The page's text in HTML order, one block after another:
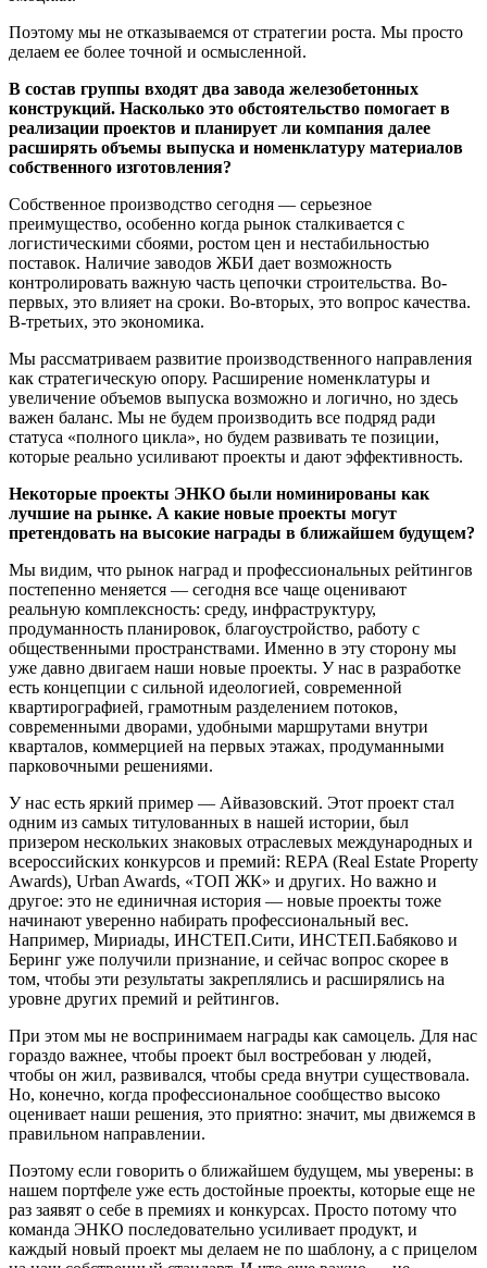
Поэтому мы не отказываемся от стратегии роста. Мы просто
делаем ее более точной и осмысленной.
В состав группы входят два завода железобетонных
конструкций. Насколько это обстоятельство помогает в
реализации проектов и планирует ли компания далее
расширять объемы выпуска и номенклатуру материалов
собственного изготовления?
Собственное производство сегодня — серьезное
преимущество, особенно когда рынок сталкивается с
логистическими сбоями, ростом цен и нестабильностью
поставок. Наличие заводов ЖБИ дает возможность
контролировать важную часть цепочки строительства. Во-
первых, это влияет на сроки. Во-вторых, это вопрос качества.
В-третьих, это экономика.
Мы рассматриваем развитие производственного направления
как стратегическую опору. Расширение номенклатуры и
увеличение объемов выпуска возможно и логично, но здесь
важен баланс. Мы не будем производить все подряд ради
статуса «полного цикла», но будем развивать те позиции,
которые реально усиливают проекты и дают эффективность.
Некоторые проекты ЭНКО были номинированы как
лучшие на рынке. А какие новые проекты могут
претендовать на высокие награды в ближайшем будущем?
Мы видим, что рынок наград и профессиональных рейтингов
постепенно меняется — сегодня все чаще оценивают
реальную комплексность: среду, инфраструктуру,
продуманность планировок, благоустройство, работу с
общественными пространствами. Именно в эту сторону мы
уже давно двигаем наши новые проекты. У нас в разработке
есть концепции с сильной идеологией, современной
квартирографией, грамотным разделением потоков,
современными дворами, удобными маршрутами внутри
кварталов, коммерцией на первых этажах, продуманными
парковочными решениями.
У нас есть яркий пример — Айвазовский. Этот проект стал
одним из самых титулованных в нашей истории, был
призером нескольких знаковых отраслевых международных и
всероссийских конкурсов и премий: REPA (Real Estate Property
Awards), Urban Awards, «ТОП ЖК» и других. Но важно и
другое: это не единичная история — новые проекты тоже
начинают уверенно набирать профессиональный вес.
Например, Мириады, ИНСТЕП.Сити, ИНСТЕП.Бабяково и
Беринг уже получили признание, и сейчас вопрос скорее в
том, чтобы эти результаты закреплялись и расширялись на
уровне других премий и рейтингов.
При этом мы не воспринимаем награды как самоцель. Для нас
гораздо важнее, чтобы проект был востребован у людей,
чтобы он жил, развивался, чтобы среда внутри существовала.
Но, конечно, когда профессиональное сообщество высоко
оценивает наши решения, это приятно: значит, мы движемся в
правильном направлении.
Поэтому если говорить о ближайшем будущем, мы уверены: в
нашем портфеле уже есть достойные проекты, которые еще не
раз заявят о себе в премиях и конкурсах. Просто потому что
команда ЭНКО последовательно усиливает продукт, и
каждый новый проект мы делаем не по шаблону, а с прицелом